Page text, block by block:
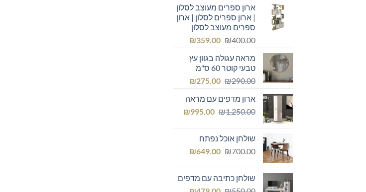
היה:
₪1,200.00.
הוא:
₪1,149.00.
ארון ספרים מעוצב לסלון
| ארון ספרים לסלון | ארון
ספרים מעוצב לסלון
₪400.00
המחיר
היה:
₪400.00.
₪359.00
המחיר
הוא:מראה עגולה בגוון עץ
טבעי קוטר 60 ס"מ
₪290.00
המחיר
היה:
₪290.00.
₪275.00
המחיר
הוא:
₪275.00.
ארון מדפים עם מראה
₪1,250.00
המחיר
₪1,250.00.
₪995.00
המחיר
שולחן אוכל נפתח
₪700.00
המחיר
₪700.00.
₪649.00
המחיר
₪649.00.שולחן כתיבה עם מדפים